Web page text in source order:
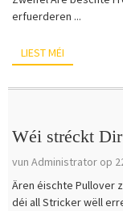
erfuerderen ...
LIEST MÉI
Wéi stréckt
vun Administrator op
Ären éischte Pullover
déi all Stricker wëll